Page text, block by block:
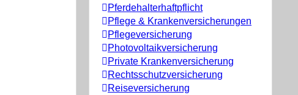
Pferdehalterhaftpflicht
Pflege & Krankenversicherungen
Pflegeversicherung
Photovoltaikversicherung
Private Krankenversicherung
Rechtsschutzversicherung
Reiseversicherung